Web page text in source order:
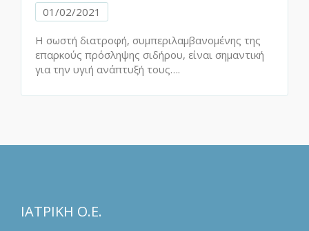
01/02/2021
Η σωστή διατροφή, συμπεριλαμβανομένης της
επαρκούς πρόσληψης σιδήρου, είναι σημαντική
για την υγιή ανάπτυξή τους….
ΙΑΤΡΙΚΗ Ο.Ε.